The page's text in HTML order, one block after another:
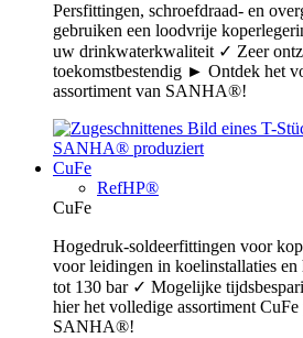
Persfittingen, schroefdraad- en
gebruiken een loodvrije
uw drinkwaterkwaliteit ✓ Zeer
toekomstbestendig ► Ontdek het
assortiment van SANHA®!
CuFe
RefHP®
CuFe
Hogedruk-soldeerfittingen voor
voor leidingen in koelinstallaties en
tot 130 bar ✓ Mogelijke
hier het volledige assortiment
SANHA®!